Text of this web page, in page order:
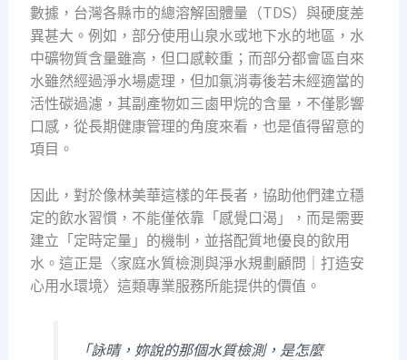
數據，台灣各縣市的總溶解固體量（TDS）與硬度差
異甚大。例如，部分使用山泉水或地下水的地區，水
中礦物質含量雖高，但口感較重；而部分都會區自來
水雖然經過淨水場處理，但加氯消毒後若未經適當的
活性碳過濾，其副產物如三鹵甲烷的含量，不僅影響
口感，從長期健康管理的角度來看，也是值得留意的
項目。
因此，對於像林美華這樣的年長者，協助他們建立穩
定的飲水習慣，不能僅依靠「感覺口渴」，而是需要
建立「定時定量」的機制，並搭配質地優良的飲用
水。這正是〈家庭水質檢測與淨水規劃顧問｜打造安
心用水環境〉這類專業服務所能提供的價值。
「詠晴，妳說的那個水質檢測，是怎麼